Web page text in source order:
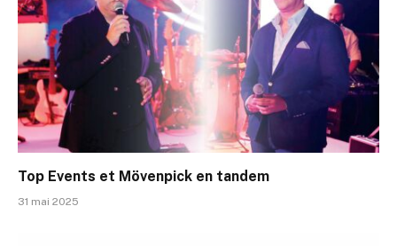
Top Events et Mövenpick en tandem
31 mai 2025